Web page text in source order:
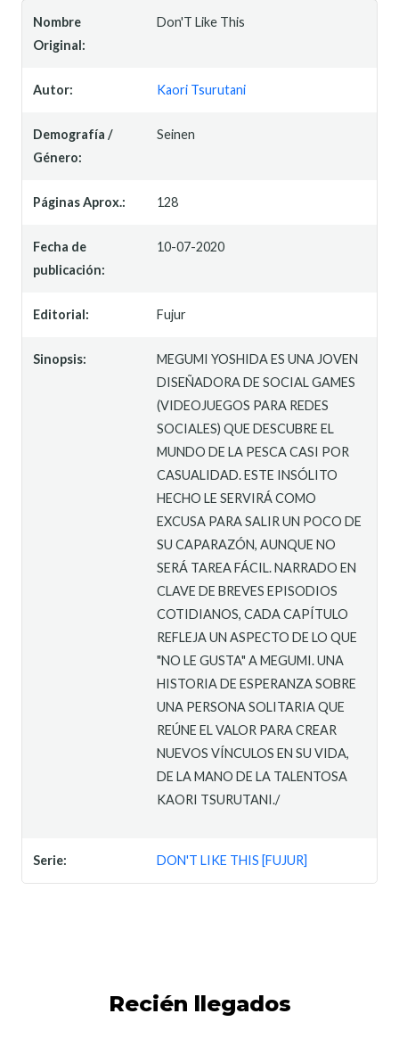
Nombre
Original:
Don'T Like This
Autor: Kaori Tsurutani
Demografía /
Género:
Seinen
Páginas Aprox.: 128
Fecha de
publicación:
10-07-2020
Editorial: Fujur
Sinopsis:
MEGUMI YOSHIDA ES UNA JOVEN
DISEÑADORA DE SOCIAL GAMES
(VIDEOJUEGOS PARA REDES
SOCIALES) QUE DESCUBRE EL
MUNDO DE LA PESCA CASI POR
CASUALIDAD. ESTE INSÓLITO
HECHO LE SERVIRÁ COMO
EXCUSA PARA SALIR UN POCO DE
SU CAPARAZÓN, AUNQUE NO
SERÁ TAREA FÁCIL. NARRADO EN
CLAVE DE BREVES EPISODIOS
COTIDIANOS, CADA CAPÍTULO
REFLEJA UN ASPECTO DE LO QUE
"NO LE GUSTA" A MEGUMI. UNA
HISTORIA DE ESPERANZA SOBRE
UNA PERSONA SOLITARIA QUE
REÚNE EL VALOR PARA CREAR
NUEVOS VÍNCULOS EN SU VIDA,
DE LA MANO DE LA TALENTOSA
KAORI TSURUTANI./
Serie: DON'T LIKE THIS [FUJUR]
Recién llegados